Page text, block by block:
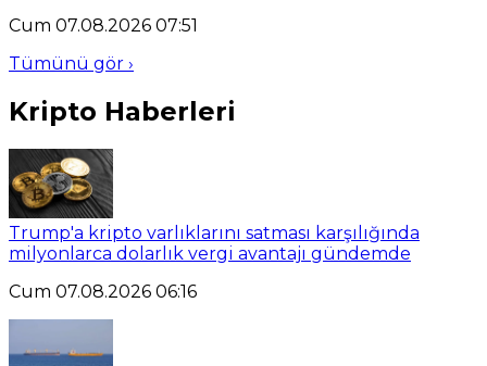
Cum 07.08.2026 07:51
Tümünü gör ›
Kripto Haberleri
Trump'a kripto varlıklarını satması karşılığında
milyonlarca dolarlık vergi avantajı gündemde
Cum 07.08.2026 06:16